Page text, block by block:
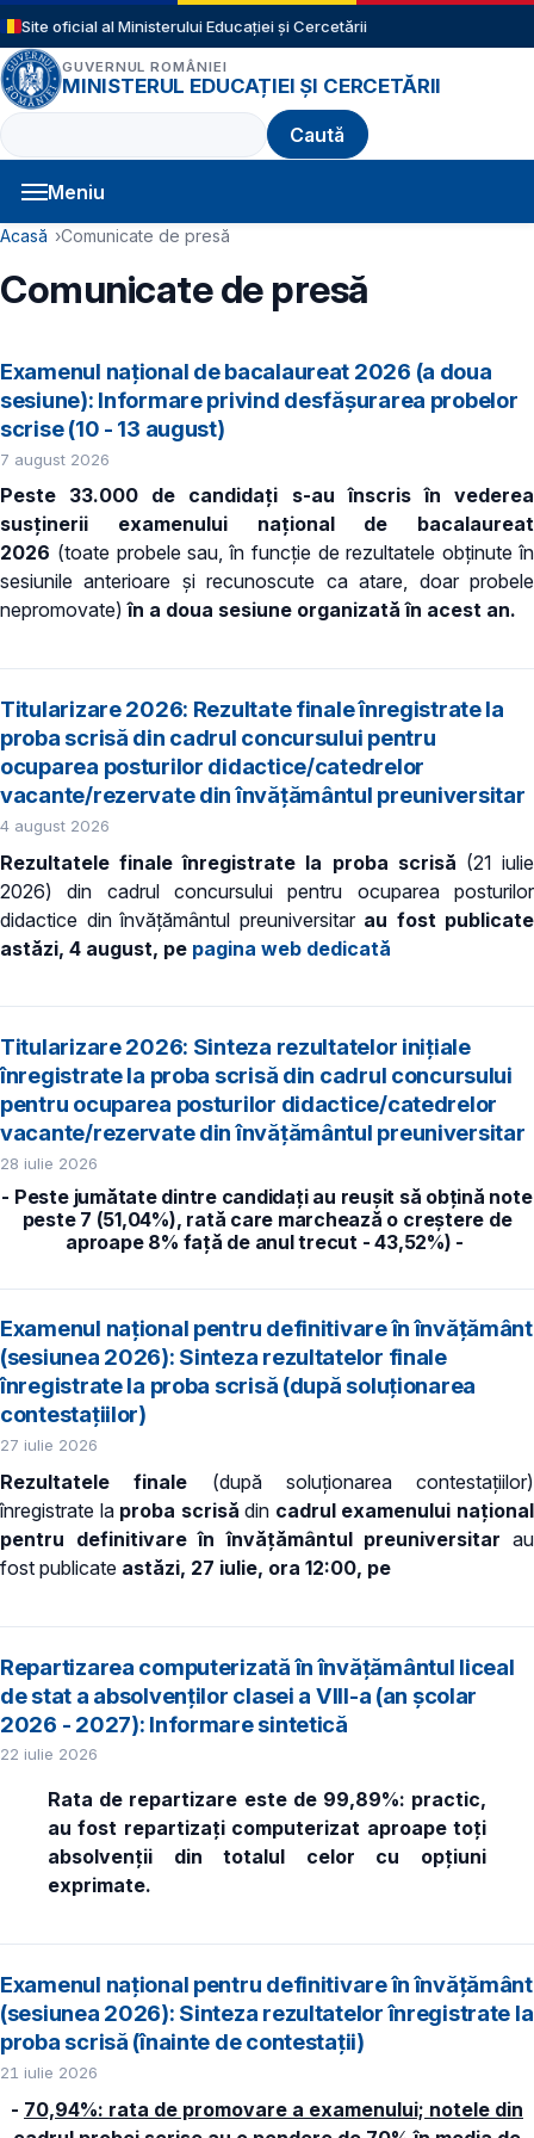
Sari la conținutul principal
Site oficial al Ministerului Educației și Cercetării
GUVERNUL ROMÂNIEI
MINISTERUL EDUCAȚIEI ȘI CERCETĂRII
Caută
Meniu
Navigație principală
Cale de navigare
Acasă Comunicate de presă
Comunicate de presă
Examenul național de bacalaureat 2026 (a doua
sesiune): Informare privind desfășurarea probelor
scrise (10 - 13 august)
7 august 2026
Peste 33.000 de candidaţi s-au înscris în vederea
susținerii examenului național de bacalaureat
2026 (toate probele sau, în funcție de rezultatele obținute în
sesiunile anterioare și recunoscute ca atare, doar probele
nepromovate)în a doua sesiune organizată în acest an.
Titularizare 2026: Rezultate finale înregistrate la
proba scrisă din cadrul concursului pentru
ocuparea posturilor didactice/catedrelor
vacante/rezervate din învăţământul preuniversitar
4 august 2026
Rezultatele finale înregistrate la proba scrisă (21 iulie
2026) din cadrul concursului pentru ocuparea posturilor
didactice din învățământul preuniversitar au fost publicate
astăzi, 4 august, pe pagina web dedicată
Titularizare 2026: Sinteza rezultatelor inițiale
înregistrate la proba scrisă din cadrul concursului
pentru ocuparea posturilor didactice/catedrelor
vacante/rezervate din învăţământul preuniversitar
28 iulie 2026
- Peste jumătate dintre candidați au reușit să obțină note
peste 7 (51,04%), rată care marchează o creștere de
aproape 8% față de anul trecut - 43,52%) -
Examenul național pentru definitivare în învățământ
(sesiunea 2026): Sinteza rezultatelor finale
înregistrate la proba scrisă (după soluționarea
contestațiilor)
27 iulie 2026
Rezultatele finale (după soluționarea contestațiilor)
înregistrate laproba scrisă din cadrul examenului național
pentru definitivare în învățământul preuniversitar au
fost publicate astăzi, 27 iulie, ora 12:00, pe
Repartizarea computerizată în învăţământul liceal
de stat a absolvenţilor clasei a VIII-a (an școlar
2026 - 2027): Informare sintetică
22 iulie 2026
Rata de repartizare este de 99,89%: practic,
au fost repartizați computerizat aproape toți
absolvenții din totalul celor cu opțiuni
exprimate.
Examenul național pentru definitivare în învățământ
(sesiunea 2026): Sinteza rezultatelor înregistrate la
proba scrisă (înainte de contestații)
21 iulie 2026
- 70,94%: rata de promovare a examenului; notele din